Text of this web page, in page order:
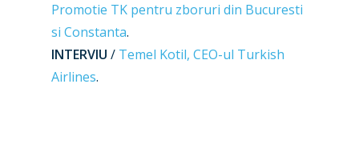
Promotie TK pentru zboruri din Bucuresti
si Constanta.
INTERVIU / Temel Kotil, CEO-ul Turkish
Airlines.
Farnborough 2022
Dubai 2019
Contact